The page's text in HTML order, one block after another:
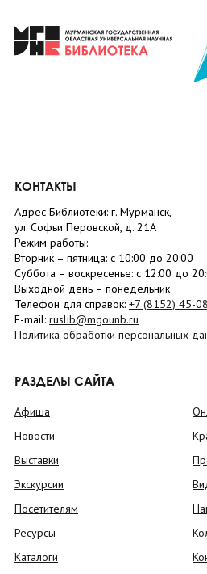
КОНТАКТЫ
Адрес Библиотеки: г. Мурманск,
ул. Софьи Перовской, д. 21А
Режим работы:
Вторник – пятница: с 10:00 до 20:00
Суббота – воскресенье: c 12:00 до
Выходной день – понедельник
Телефон для справок: +7 (8152) 45-
E-mail: ruslib@mgounb.ru
Политика обработки персональных
РАЗДЕЛЫ САЙТА
Афиша
Новости
Выставки
Экскурсии
Посетителям
Ресурсы
Каталоги